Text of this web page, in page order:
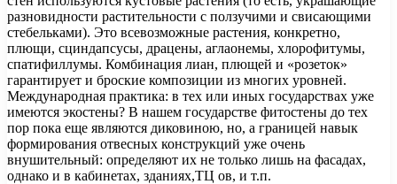
разновидности растительности с ползучими и свисающими
стебельками). Это всевозможные растения, конкретно,
плющи, сциндапсусы, драцены, аглаонемы, хлорофитумы,
спатифиллумы. Комбинация лиан, плющей и «розеток»
гарантирует и броские композиции из многих уровней.
Международная практика: в тех или иных государствах уже
имеются экостены? В нашем государстве фитостены до тех
пор пока еще являются диковиною, но, а границей навык
формирования отвесных конструкций уже очень
внушительный: определяют их не только лишь на фасадах,
однако и в кабинетах, зданиях,ТЦ ов, и т.п.